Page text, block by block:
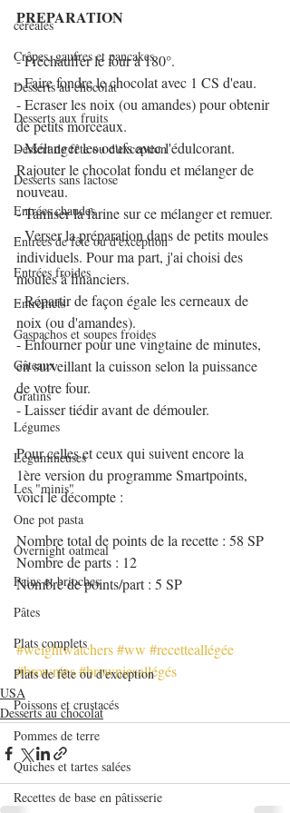
céréales
Crêpes, gaufres et pancakes
Desserts au chocolat
Desserts aux fruits
Dessert de fête ou d'exception
Desserts sans lactose
Entrées chaudes
Entrées de fête ou d'exception
Entrées froides
Entremets
Gaspachos et soupes froides
Gâteaux
Gratins
Légumes
Légumineuses
Les "minis"
One pot pasta
Overnight oatmeal
Pains et brioches
Pâtes
Plats complets
Plats de fête ou d'exception
Poissons et crustacés
Pommes de terre
Quiches et tartes salées
Recettes de base en pâtisserie
PREPARATION
- Préchauffer le four à 180°.
- Faire fondre le chocolat avec 1 CS d'eau.
- Ecraser les noix (ou amandes) pour obtenir
de petits morceaux.
- Mélanger les oeufs avec l'édulcorant.
Rajouter le chocolat fondu et mélanger de
nouveau.
- Tamiser la farine sur ce mélanger et remuer.
- Verser la préparation dans de petits moules
individuels. Pour ma part, j'ai choisi des
moules à financiers.
- Répartir de façon égale les cerneaux de
noix (ou d'amandes).
- Enfourner pour une vingtaine de minutes,
en surveillant la cuisson selon la puissance
de votre four.
- Laisser tiédir avant de démouler.
Pour celles et ceux qui suivent encore la
1ère version du programme Smartpoints,
voici le décompte :
Nombre total de points de la recette : 58 SP
Nombre de parts : 12
Nombre de points/part : 5 SP
#weightwatchers#ww #recetteallégée
#brownies#browniesallégés
USA
Desserts au chocolat